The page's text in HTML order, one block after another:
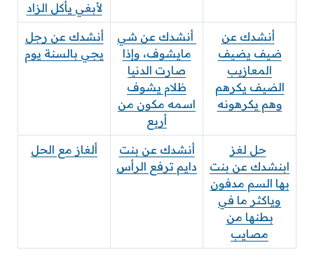
لأبغي يأكل الزاد
أنشدك عن
ضيف يضيف
المعازيب
الضيف يكرهم
وهم يكرهونه
أنشدك عن شي
مايشوف، وإذا
صارت الدنيا
ظلام يشوف
اسمه مكون من
أربع
أنشدك عن رجل
يجي بالسنة يوم
حل لغز
ابنشدك عن بنت
بها السم مدفون
وياكثر ما في
بطنها من
مصايب
أنشدك عن بنت
دايم ترفع الرأس
ألغاز مع الحل